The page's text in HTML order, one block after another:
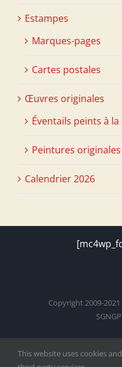
Estampes
Marques-pages
Cartes postales
Œuvres originales
Éventails peints à la
Peintures originales
Calendrier 2026
Copyright 2009-
This website uses cookies and